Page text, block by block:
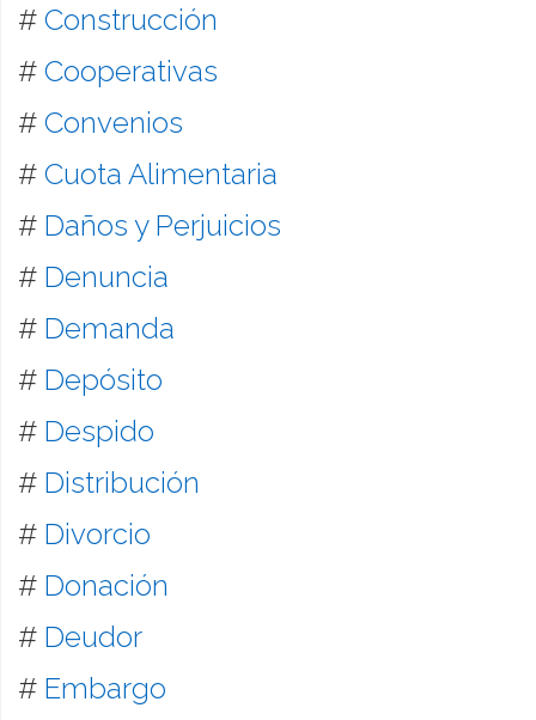
# Construcción
# Cooperativas
# Convenios
# Cuota Alimentaria
# Daños y Perjuicios
# Denuncia
# Demanda
# Depósito
# Despido
# Distribución
# Divorcio
# Donación
# Deudor
# Embargo